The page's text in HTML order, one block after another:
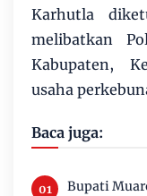
Karhutla
melibatkan
Kabupaten,
usaha
Baca juga:
Bupati